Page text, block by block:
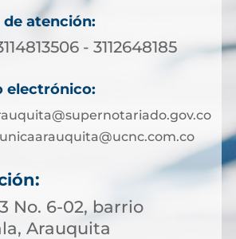
de atención:
- 3112648185
electrónico:
No. 6-02, barrio
Arauquita